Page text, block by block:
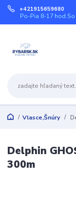
+421915659680
Po-Pia 8-17
Vlasce,Šnúry
Delphin
300m